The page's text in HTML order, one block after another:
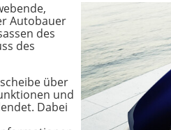
Autobauer
des
des
über
und
Dabei